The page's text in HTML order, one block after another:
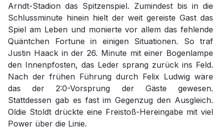
Arndt-Stadion das Spitzenspiel. Zumindest bis in die
Schlussminute hinein hielt der weit gereiste Gast das
Spiel am Leben und monierte vor allem das fehlende
Quäntchen Fortune in einigen Situationen. So traf
Justin Haack in der 26. Minute mit einer Bogenlampe
den Innenpfosten, das Leder sprang zurück ins Feld.
Nach der frühen Führung durch Felix Ludwig wäre
das der 2:0-Vorsprung der Gäste gewesen.
Stattdessen gab es fast im Gegenzug den Ausgleich.
Oldie Stoldt drückte eine Freistoß-Hereingabe mit viel
Power über die Linie.